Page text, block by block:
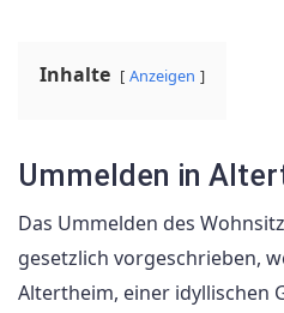
Inhalte Anzeigen
Ummelden in
Das Ummelden des
gesetzlich vorgeschrieben,
Altertheim, einer idyllischen